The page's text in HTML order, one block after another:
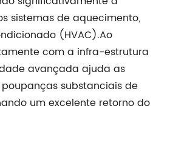
sistemas de aquecimento,
(HVAC).Ao
com a infra-estrutura
avançada ajuda as
substanciais de
um excelente retorno do